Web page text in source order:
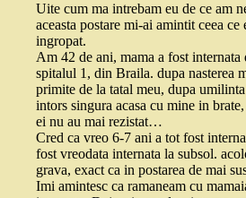
Uite cum ma intrebam eu de ce am
aceasta postare mi-ai amintit ceea
ingropat.
Am 42 de ani, mama a fost
spitalul 1, din Braila. dupa nasterea
primite de la tatal meu, dupa
intors singura acasa cu mine in
ei nu au mai rezistat…
Cred ca vreo 6-7 ani a tot fost
fost vreodata internata la subsol.
grava, exact ca in postarea de mai
Imi amintesc ca ramaneam cu